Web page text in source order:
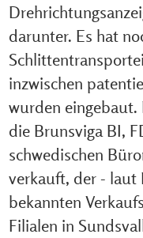
darunter. Es hat
inzwischen
wurden eingebaut.
die Brunsviga BI,
schwedischen
verkauft, der - laut
bekannten
Filialen in